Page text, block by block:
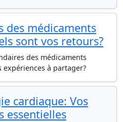
des médicaments
sont vos retours?
des médicaments
expériences à partager?
cardiaque: Vos
essentielles